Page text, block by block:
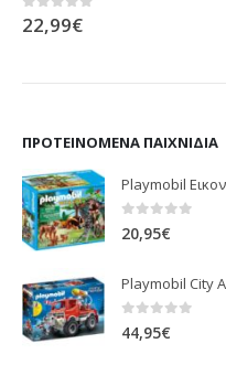
0out of 5
22,99€
ΠΡΟΤΕΙΝΌΜΕΝΑ ΠΑΙΧΝΊΔΙΑ
0 out of 5
20,95€
0 out of 5
44,95€